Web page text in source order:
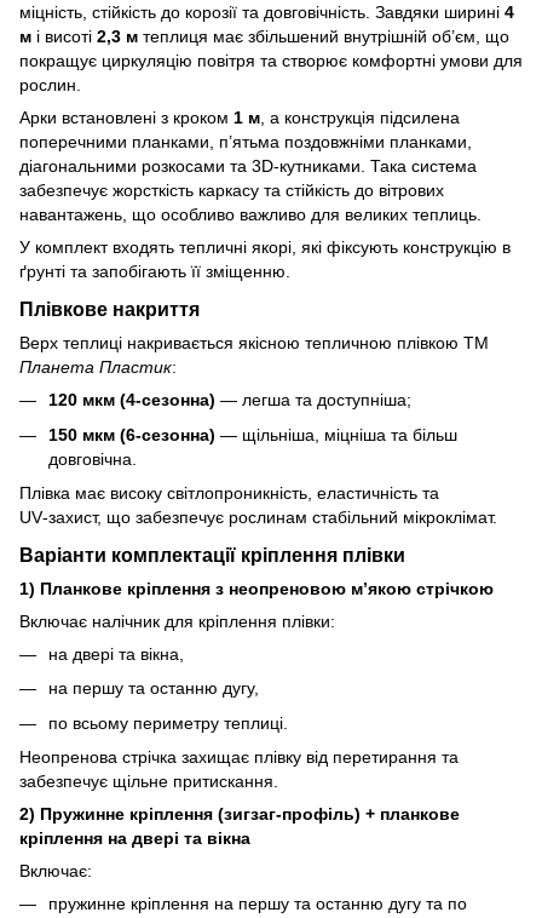
міцність, стійкість до корозії та довговічність. Завдяки ширині 4
м і висоті 2,3 м теплиця має збільшений внутрішній об’єм, що
покращує циркуляцію повітря та створює комфортні умови для
рослин.
Арки встановлені з кроком 1 м, а конструкція підсилена
поперечними планками, п’ятьма поздовжніми планками,
діагональними розкосами та 3D‑кутниками. Така система
забезпечує жорсткість каркасу та стійкість до вітрових
навантажень, що особливо важливо для великих теплиць.
У комплект входять тепличні якорі, які фіксують конструкцію в
ґрунті та запобігають її зміщенню.
Плівкове накриття
Верх теплиці накривається якісною тепличною плівкою ТМ
Планета Пластик:
120 мкм (4‑сезонна) — легша та доступніша;
150 мкм (6‑сезонна) — щільніша, міцніша та більш
довговічна.
Плівка має високу світлопроникність, еластичність та
UV‑захист, що забезпечує рослинам стабільний мікроклімат.
Варіанти комплектації кріплення плівки
1) Планкове кріплення з неопреновою м’якою стрічкою
Включає налічник для кріплення плівки:
на двері та вікна,
на першу та останню дугу,
по всьому периметру теплиці.
Неопренова стрічка захищає плівку від перетирання та
забезпечує щільне притискання.
2) Пружинне кріплення (зигзаг‑профіль) + планкове
кріплення на двері та вікна
Включає:
пружинне кріплення на першу та останню дугу та по